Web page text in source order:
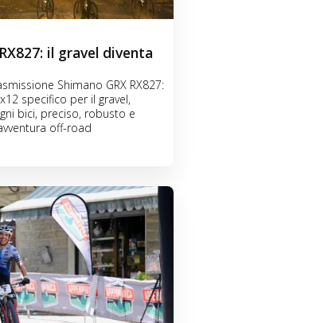
il gravel diventa
Shimano GRX RX827:
specifico per il gravel,
bici, preciso, robusto e
off-road